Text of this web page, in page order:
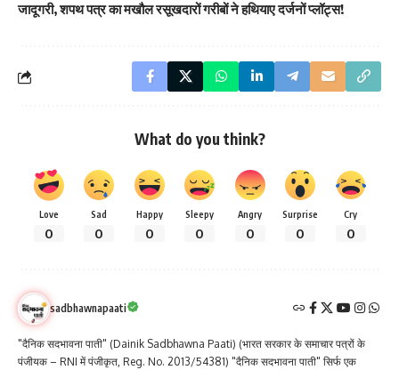
जादूगरी, शपथ पत्र का मखौल रसूखदारों गरीबों ने हथियाए दर्जनों प्लॉट्स!
What do you think?
Love
0
Sad
0
Happy
0
Sleepy
0
Angry
0
Surprise
0
Cry
0
sadbhawnapaati
"दैनिक सदभावना पाती" (Dainik Sadbhawna Paati) (भारत सरकार के समाचार पत्रों के
पंजीयक – RNI में पंजीकृत, Reg. No. 2013/54381) "दैनिक सदभावना पाती" सिर्फ एक